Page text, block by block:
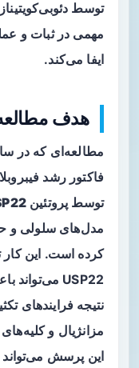
مهمی در ثبات و
ایفا می‌کند.
هدف
فاکتور رشد
توسط پروتئین
مدل‌های سلولی و
کرده است. این کار
نتیجه فرایندهای
مزانژیال و
این پرسش می‌تواند